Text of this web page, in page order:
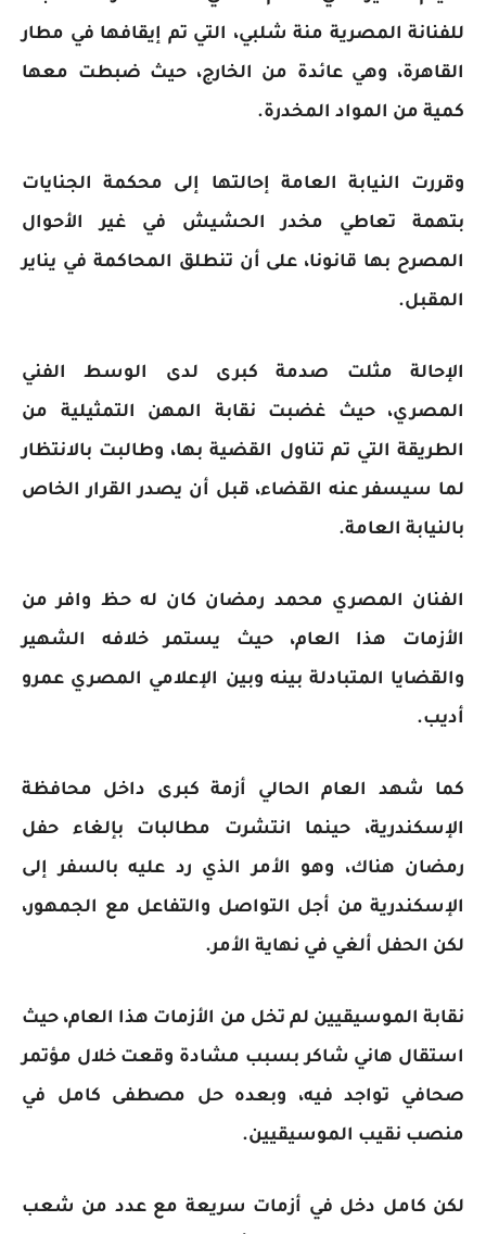
للفنانة المصرية منة شلبي، التي تم إيقافها في مطار
القاهرة، وهي عائدة من الخارج، حيث ضبطت معها
كمية من المواد المخدرة.
وقررت النيابة العامة إحالتها إلى محكمة الجنايات
بتهمة تعاطي مخدر الحشيش في غير الأحوال
المصرح بها قانونا، على أن تنطلق المحاكمة في يناير
المقبل.
الإحالة مثلت صدمة كبرى لدى الوسط الفني
المصري، حيث غضبت نقابة المهن التمثيلية من
الطريقة التي تم تناول القضية بها، وطالبت بالانتظار
لما سيسفر عنه القضاء، قبل أن يصدر القرار الخاص
بالنيابة العامة.
الفنان المصري محمد رمضان كان له حظ وافر من
الأزمات هذا العام، حيث يستمر خلافه الشهير
والقضايا المتبادلة بينه وبين الإعلامي المصري عمرو
أديب.
كما شهد العام الحالي أزمة كبرى داخل محافظة
الإسكندرية، حينما انتشرت مطالبات بإلغاء حفل
رمضان هناك، وهو الأمر الذي رد عليه بالسفر إلى
الإسكندرية من أجل التواصل والتفاعل مع الجمهور،
لكن الحفل ألغي في نهاية الأمر.
نقابة الموسيقيين لم تخل من الأزمات هذا العام، حيث
استقال هاني شاكر بسبب مشادة وقعت خلال مؤتمر
صحافي تواجد فيه، وبعده حل مصطفى كامل في
منصب نقيب الموسيقيين.
لكن كامل دخل في أزمات سريعة مع عدد من شعب